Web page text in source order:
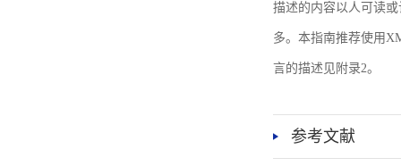
描述的内容以人可读
多。本指南推荐使用
言的描述见附录2。
参考文献